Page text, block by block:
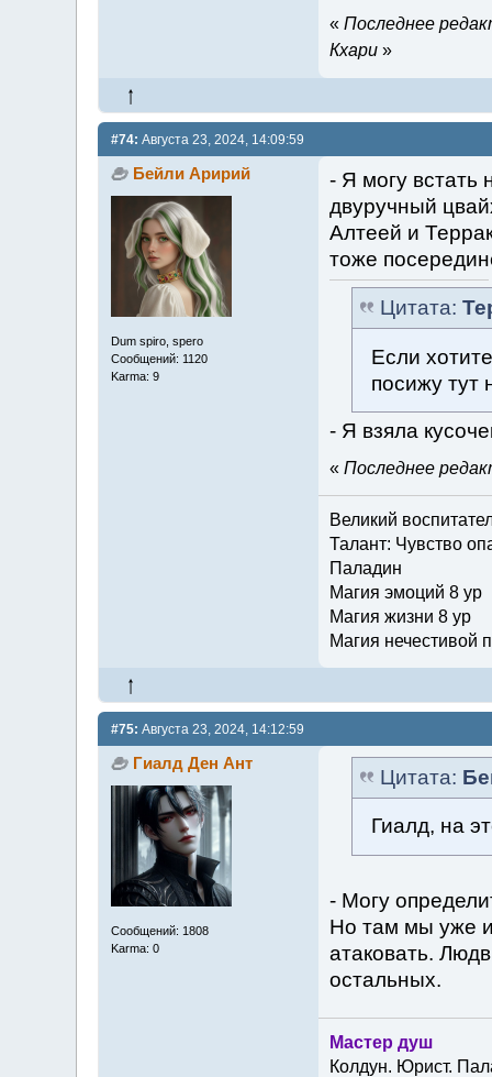
« Последнее
Кхари»
#74: Августа 23, 2024, 14:09:59
Бейли Аририй
Dum spiro, spero
Сообщений: 1120
Karma: 9
- Я могу встать
двуручный
Алтеей и
тоже
Цитата:
Если
посижу тут
- Я взяла
« Последнее
Великий
Талант: Чувство
Паладин
Магия эмоций 8 ур
Магия жизни 8 ур
Магия нечестивой
#75: Августа 23, 2024, 14:12:59
Гиалд Ден Ант
Сообщений: 1808
Karma: 0
Цитата:
Гиалд, на
- Могу
Но там мы уже
атаковать.
остальных.
Мастер душ
Колдун. Юрист.